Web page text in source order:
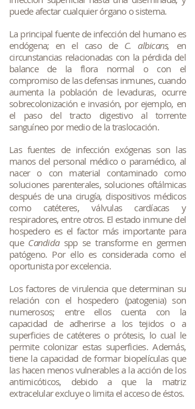
puede afectar cualquier órgano o sistema.
La principal fuente de infección del humano es
endógena; en el caso de C. albicans, en
circunstancias relacionadas con la pérdida del
balance de la flora normal o con el
compromiso de las defensas inmunes, cuando
aumenta la población de levaduras, ocurre
sobrecolonización e invasión, por ejemplo, en
el paso del tracto digestivo al torrente
sanguíneo por medio de la traslocación.
Las fuentes de infección exógenas son las
manos del personal médico o paramédico, al
nacer o con material contaminado como
soluciones parenterales, soluciones oftálmicas
después de una cirugía, dispositivos médicos
como catéteres, válvulas cardíacas y
respiradores, entre otros. El estado inmune del
hospedero es el factor más importante para
que Candida spp se transforme en germen
patógeno. Por ello es considerada como el
oportunista por excelencia.
Los factores de virulencia que determinan su
relación con el hospedero (patogenia) son
numerosos; entre ellos cuenta con la
capacidad de adherirse a los tejidos o a
superficies de catéteres o prótesis, lo cual le
permite colonizar estas superficies. Además,
tiene la capacidad de formar biopelículas que
las hacen menos vulnerables a la acción de los
antimicóticos, debido a que la matriz
extracelular excluye o limita el acceso de éstos.